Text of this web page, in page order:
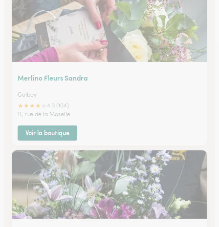
Merlino Fleurs Sandra
Golbey
★★★★
4.3 (104)
11, rue de la Moselle
Voir la boutique